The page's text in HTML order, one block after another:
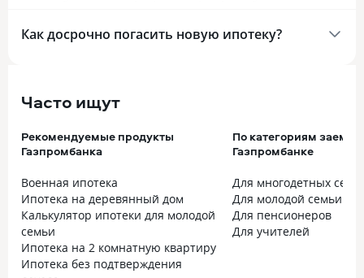
Как досрочно погасить новую ипотеку?
Часто ищут
Рекомендуемые продукты
Газпромбанка
Военная ипотека
Ипотека на деревянный дом
Калькулятор ипотеки для молодой
семьи
Ипотека на 2 комнатную квартиру
Ипотека без подтверждения
По категориям
Газпромбанке
Для многодетных
Для молодой семьи
Для пенсионеров
Для учителей